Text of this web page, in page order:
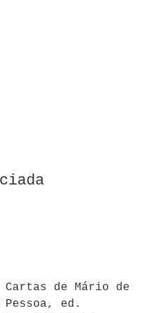
de Mário de
Pessoa, ed.